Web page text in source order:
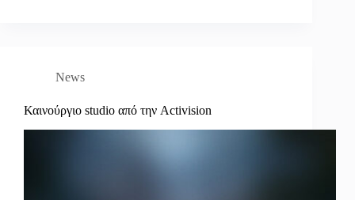
News
Καινούργιο studio από την Activision